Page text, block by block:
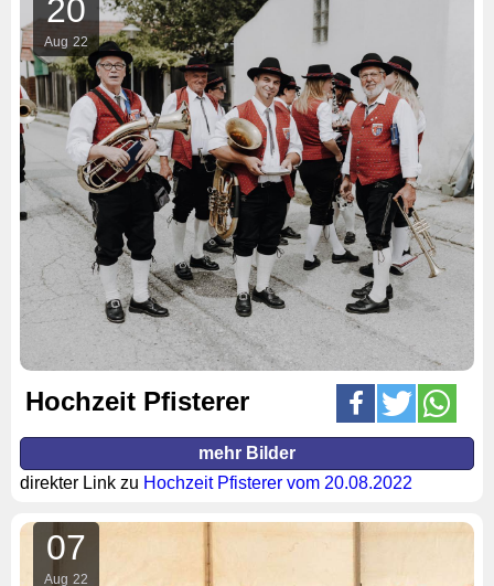
20
Aug 22
Hochzeit Pfisterer
mehr Bilder
direkter Link zu Hochzeit Pfisterer vom 20.08.2022
07
Aug 22